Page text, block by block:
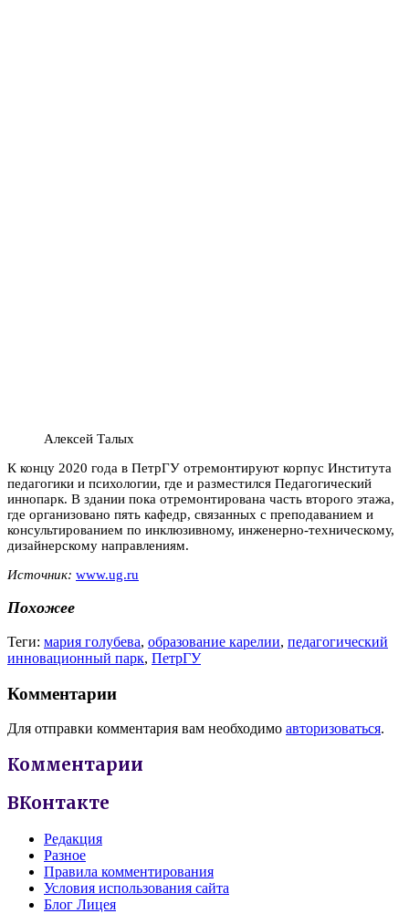
Алексей Талых
К концу 2020 года в ПетрГУ отремонтируют корпус Института
педагогики и психологии, где и разместился Педагогический
иннопарк. В здании пока отремонтирована часть второго этажа,
где организовано пять кафедр, связанных с преподаванием и
консультированием по инклюзивному, инженерно-техническому,
дизайнерскому направлениям.
Источник: www.ug.ru
Похожее
Теги: мария голубева, образование карелии, педагогический
инновационный парк, ПетрГУ
Комментарии
Для отправки комментария вам необходимо авторизоваться.
Комментарии
ВКонтакте
Редакция
Разное
Правила комментирования
Условия использования сайта
Блог Лицея